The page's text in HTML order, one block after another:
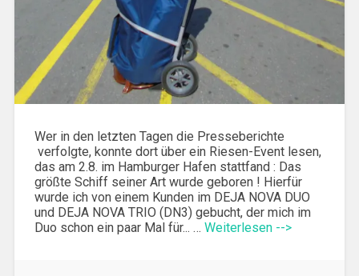
Wer in den letzten Tagen die Presseberichte
verfolgte, konnte dort über ein Riesen-Event lesen,
das am 2.8. im Hamburger Hafen stattfand : Das
größte Schiff seiner Art wurde geboren ! Hierfür
wurde ich von einem Kunden im DEJA NOVA DUO
und DEJA NOVA TRIO (DN3) gebucht, der mich im
Duo schon ein paar Mal für... … Weiterlesen -->